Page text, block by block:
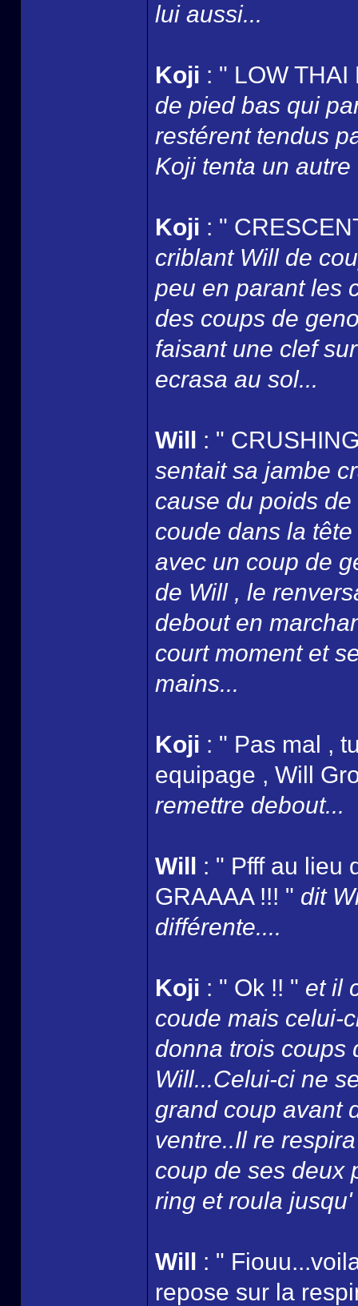
lui aussi...
Koji : " LOW
de pied bas qui
restérent tendus
Koji tenta un autre
Koji : "
criblant Will de
peu en parant les
des coups de
faisant une clef
ecrasa au sol...
Will : "
sentait sa jambe
cause du poids
coude dans la
avec un coup de
de Will , le
debout en
court moment et
mains...
Koji : " Pas mal ,
equipage , Will
remettre debout...
Will : " Pfff au lieu
GRAAAA !!! " dit
différente....
Koji : " Ok !! " et il
coude mais celui-
donna trois coups
Will...Celui-ci ne
grand coup avant
ventre..Il re
coup de ses deux
ring et roula
Will : "
repose sur la